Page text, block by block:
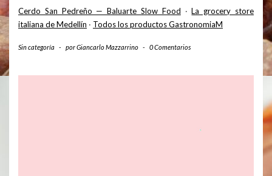
Cerdo San Pedreño — Baluarte Slow Food ·La grocery store
italiana de Medellín · Todos los productos GastronomiaM
Sin categoría - porGiancarlo Mazzarrino - 0 Comentarios